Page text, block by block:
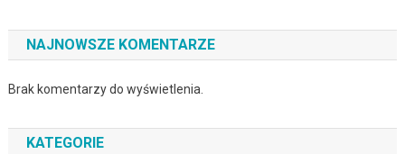
NAJNOWSZE KOMENTARZE
Brak komentarzy do wyświetlenia.
KATEGORIE